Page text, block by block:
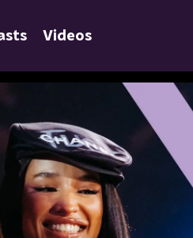
Videos